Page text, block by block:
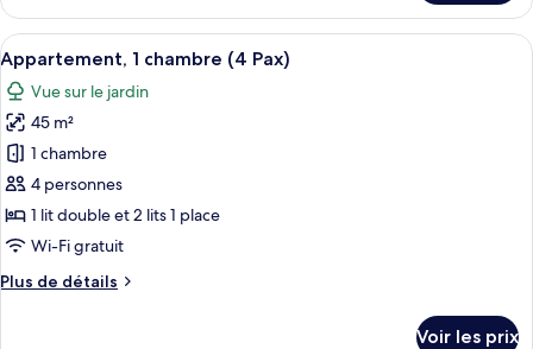
le
type
de
chambre
Chambre
Double,
chambre
Afficher
toutes
les
photos
pour
ce
type
de
chambre :
Appartement,
Un bâtiment en pierre doté d’un
2
Appartement, 1 chambre (4 Pax)
Vue sur le jardin
45 m²
1 chambre
4 personnes
1 lit double et 2 lits 1 place
Wi-Fi gratuit
Plus de détails
Plus
Voir les prix